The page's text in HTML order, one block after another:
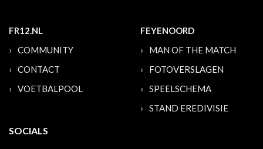
FR12.NL
COMMUNITY
CONTACT
VOETBALPOOL
FEYENOORD
MAN OF THE MATCH
FOTOVERSLAGEN
SPEELSCHEMA
STAND EREDIVISIE
SOCIALS